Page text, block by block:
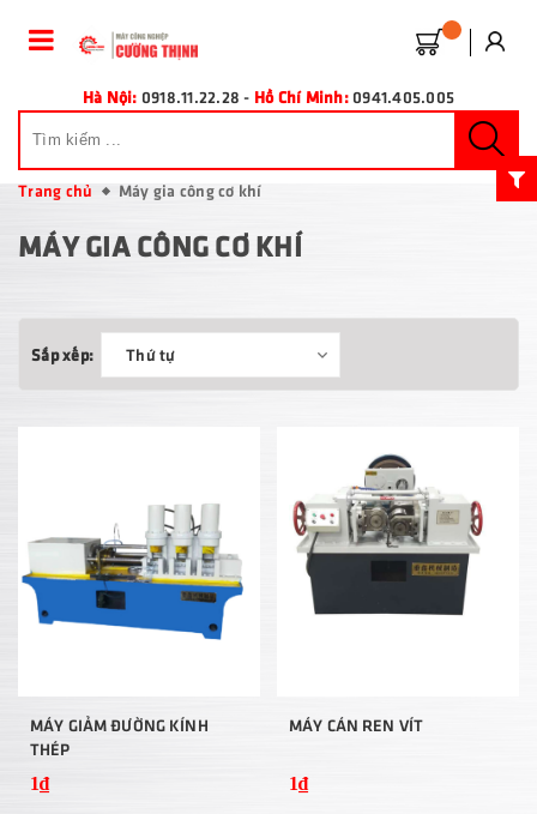
Hà Nội: 0918.11.22.28 - Hồ Chí Minh: 0941.405.005
Trang chủ Máy gia công cơ khí
MÁY GIA CÔNG CƠ KHÍ
Sắp xếp: Thứ tự
MÁY GIẢM ĐƯỜNG KÍNH
THÉP
1₫
MÁY CÁN REN VÍT
1₫